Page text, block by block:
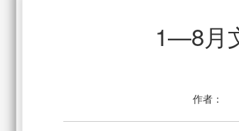
1—8月
作者：